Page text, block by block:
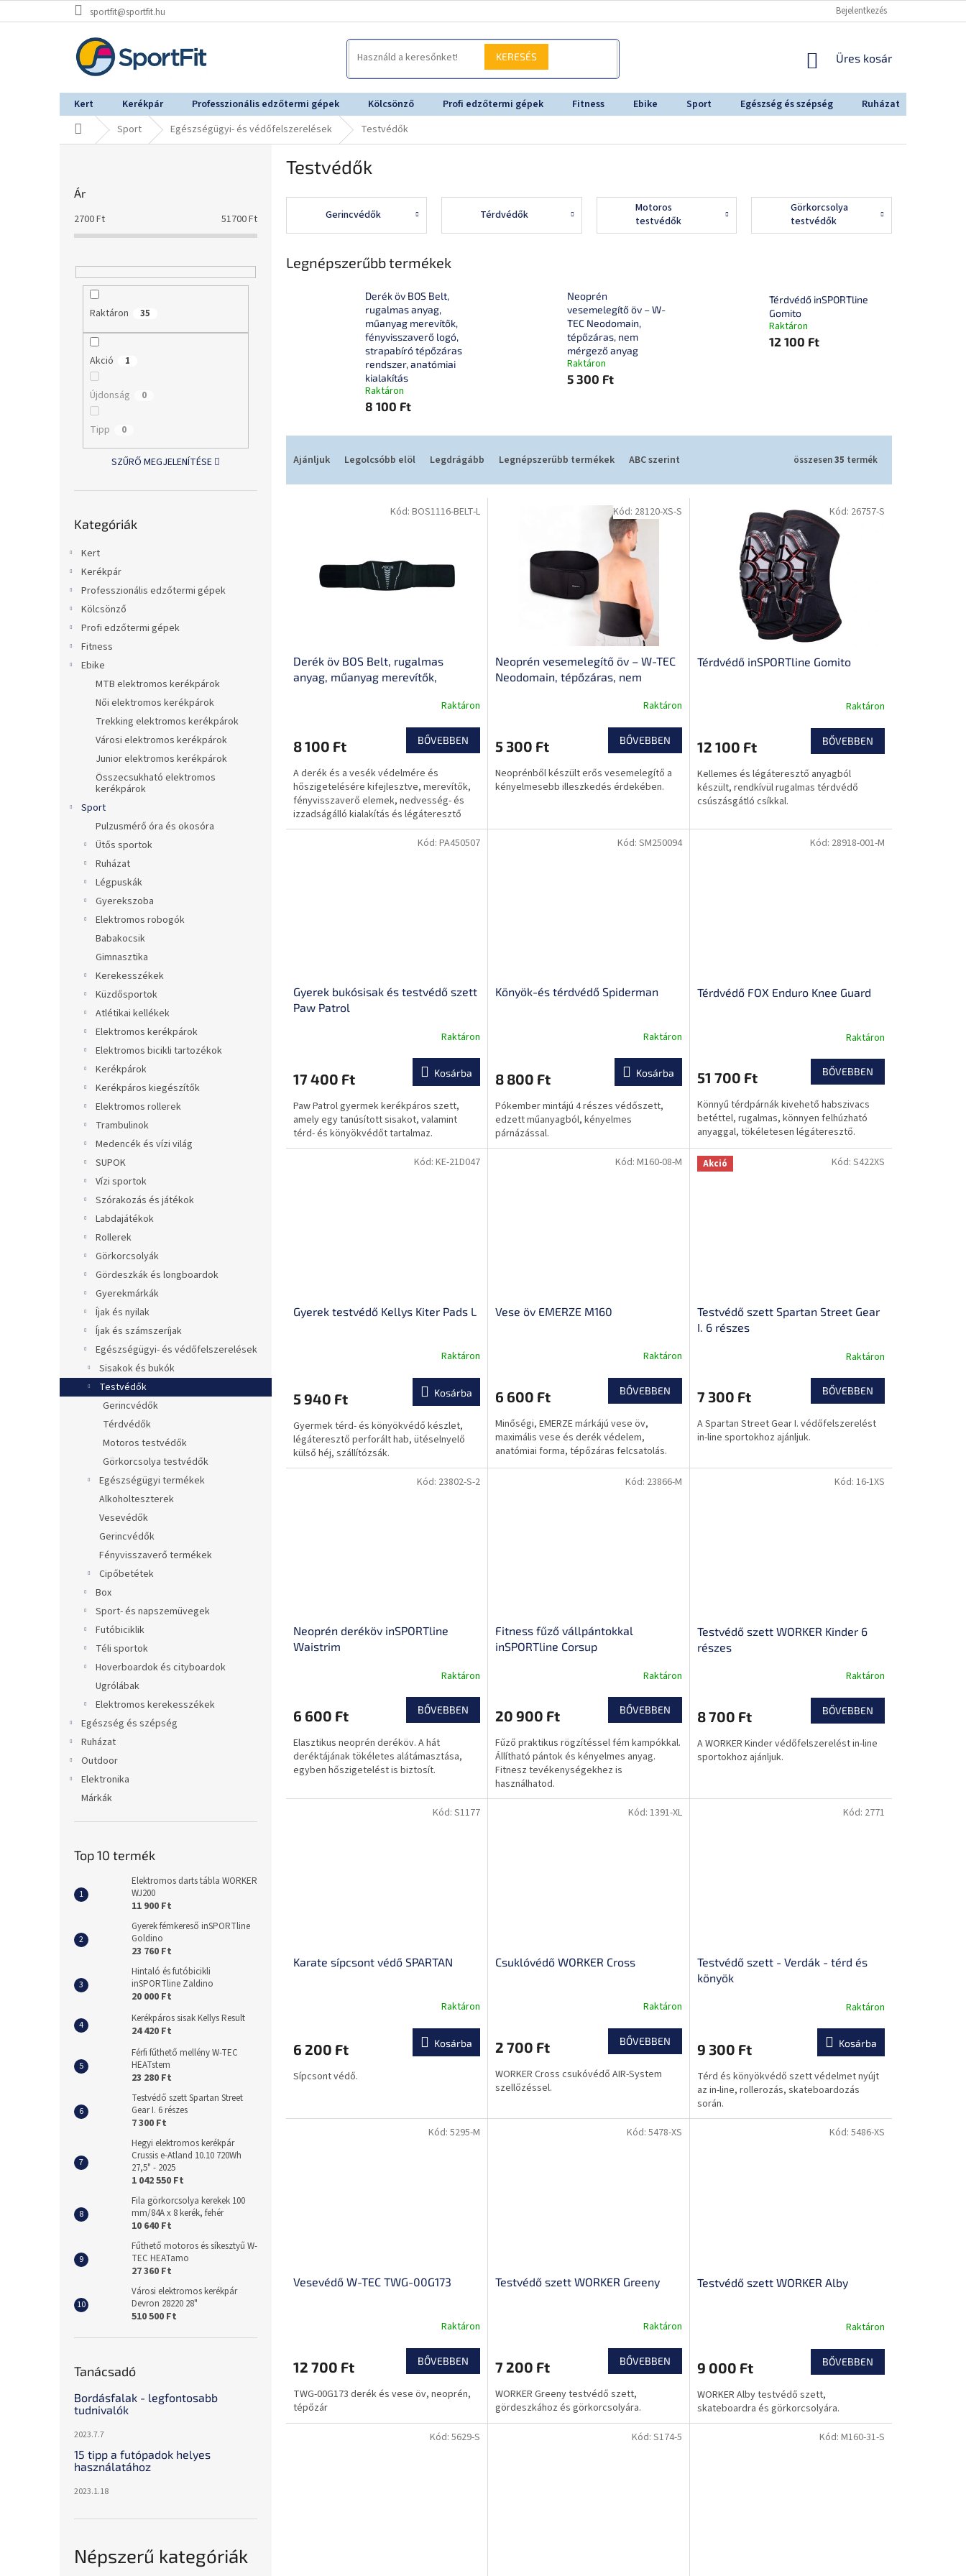
a
sportfit@sportfit.hu Bejelentkezés
KERESÉS KOSÁR
Üres kosár
Kert Kerékpár Professzionális edzőtermi gépek Kölcsönző Profi edzőtermi gépek Fitness Ebike Sport Egészség és szépség Ruházat
KezdőlapSport Egészségügyi- és védőfelszerelések Testvédők
Ár
2700Ft 51700Ft
Raktáron 35
Akció 1
Újdonság 0
Tipp 0
SZŰRŐ MEGJELENÍTÉSE
átugrása
Kategóriák
Kert
Kerékpár
Professzionális edzőtermi gépek
Kölcsönző
Profi edzőtermi gépek
Fitness
Ebike
MTB elektromos kerékpárok
Női elektromos kerékpárok
Trekking elektromos kerékpárok
Városi elektromos kerékpárok
Junior elektromos kerékpárok
Összecsukható elektromos
kerékpárok
Sport
Pulzusmérő óra és okosóra
Ütős sportok
Ruházat
Légpuskák
Gyerekszoba
Elektromos robogók
Babakocsik
Gimnasztika
Kerekesszékek
Küzdősportok
Atlétikai kellékek
Elektromos kerékpárok
Elektromos bicikli tartozékok
Kerékpárok
Kerékpáros kiegészítők
Elektromos rollerek
Trambulinok
Medencék és vízi világ
SUPOK
Vízi sportok
Szórakozás és játékok
Labdajátékok
Rollerek
Görkorcsolyák
Gördeszkák és longboardok
Gyerekmárkák
Íjak és nyilak
Íjak és számszeríjak
Egészségügyi- és védőfelszerelések
Sisakok és bukók
Testvédők
Gerincvédők
Térdvédők
Motoros testvédők
Görkorcsolya testvédők
Egészségügyi termékek
Alkoholteszterek
Vesevédők
Gerincvédők
Fényvisszaverő termékek
Cipőbetétek
Box
Sport- és napszemüvegek
Futóbiciklik
Téli sportok
Hoverboardok és cityboardok
Ugrólábak
Elektromos kerekesszékek
Egészség és szépség
Ruházat
Outdoor
Elektronika
Márkák
Top 10 termék
Elektromos darts tábla WORKER
WJ200
11 900 Ft
Gyerek fémkereső inSPORTline
Goldino
23 760 Ft
Hintaló és futóbicikli
inSPORTline Zaldino
20 000 Ft
Kerékpáros sisak Kellys Result
24 420 Ft
Férfi fűthető mellény W-TEC
HEATstem
23 280 Ft
Testvédő szett Spartan Street
Gear I. 6 részes
7 300 Ft
Hegyi elektromos kerékpár
Crussis e-Atland 10.10 720Wh
27,5" - 2025
1 042 550 Ft
Fila görkorcsolya kerekek 100
mm/84A x 8 kerék, fehér
10 640 Ft
Fűthető motoros és síkesztyű W-
TEC HEATamo
27 360 Ft
Városi elektromos kerékpár
Devron 28220 28"
510 500 Ft
Tanácsadó
Bordásfalak - legfontosabb
tudnivalók
2023.7.7
15 tipp a futópadok helyes
használatához
2023.1.18
Népszerű kategóriák
Testvédők
Gerincvédők Térdvédők
Motoros
testvédők
Görkorcsolya
testvédők
Legnépszerűbb termékek
Derék öv BOS Belt,
rugalmas anyag,
műanyag merevítők,
fényvisszaverő logó,
strapabíró tépőzáras
rendszer, anatómiai
kialakítás
Raktáron
8 100 Ft
Neoprén
vesemelegítő öv – W-
TEC Neodomain,
tépőzáras, nem
mérgező anyag
Raktáron
5 300 Ft
Térdvédő inSPORTline
Gomito
Raktáron
12 100 Ft
Ajánljuk Legolcsóbb elöl Legdrágább Legnépszerűbb termékek ABC szerint összesen35 termék
Derék öv BOS Belt, rugalmas
anyag, műanyag merevítők,
tépőzáras rendszer, anatómiaiRaktáron
8 100 Ft BŐVEBBEN
A derék és a vesék védelmére és
hőszigetelésére kifejlesztve, merevítők,
fényvisszaverő elemek, nedvesség- és
izzadságálló kialakítás és légáteresztő
anyag.
Kód: BOS1116-BELT-L
Neoprén vesemelegítő öv – W-TEC
Neodomain, tépőzáras, nem
Raktáron
5 300 Ft BŐVEBBEN
Neoprénből készült erős vesemelegítő a
kényelmesebb illeszkedés érdekében.
Kód: 28120-XS-S
Térdvédő inSPORTline Gomito
Raktáron
12 100 Ft BŐVEBBEN
Kellemes és légáteresztő anyagból
készült, rendkívül rugalmas térdvédő
csúszásgátló csíkkal.
Kód: 26757-S
Gyerek bukósisak és testvédő szett
Paw Patrol
Raktáron
17 400 Ft Kosárba
Paw Patrol gyermek kerékpáros szett,
amely egy tanúsított sisakot, valamint
térd- és könyökvédőt tartalmaz.
Kód: PA450507
Könyök-és térdvédő Spiderman
Raktáron
8 800 Ft Kosárba
Pókember mintájú 4 részes védőszett,
edzett műanyagból, kényelmes
párnázással.
Kód: SM250094
Térdvédő FOX Enduro Knee Guard
Raktáron
51 700 Ft BŐVEBBEN
Könnyű térdpárnák kivehető habszivacs
betéttel, rugalmas, könnyen felhúzható
anyaggal, tökéletesen légáteresztő.
Kód: 28918-001-M
Gyerek testvédő Kellys Kiter Pads L
Raktáron
5 940 Ft Kosárba
Gyermek térd- és könyökvédő készlet,
légáteresztő perforált hab, ütéselnyelő
külső héj, szállítózsák.
Kód: KE-21D047
Vese öv EMERZE M160
Raktáron
6 600 Ft BŐVEBBEN
Minőségi, EMERZE márkájú vese öv,
maximális vese és derék védelem,
anatómiai forma, tépőzáras felcsatolás.
Kód: M160-08-M Akció
Testvédő szett Spartan Street Gear
I. 6 részes
Raktáron
7 300 Ft BŐVEBBEN
A Spartan Street Gear I. védőfelszerelést
in-line sportokhoz ajánljuk.
Kód: S422XS
Neoprén deréköv inSPORTline
Waistrim
Raktáron
6 600 Ft BŐVEBBEN
Elasztikus neoprén deréköv. A hát
deréktájának tökéletes alátámasztása,
egyben hőszigetelést is biztosít.
Kód: 23802-S-2
Fitness fűző vállpántokkal
inSPORTline Corsup
Raktáron
20 900 Ft BŐVEBBEN
Fűző praktikus rögzítéssel fém kampókkal.
Állítható pántok és kényelmes anyag.
Fitnesz tevékenységekhez is
használhatod.
Kód: 23866-M
Testvédő szett WORKER Kinder 6
részes
Raktáron
8 700 Ft BŐVEBBEN
A WORKER Kinder védőfelszerelést in-line
sportokhoz ajánljuk.
Kód: 16-1XS
Karate sípcsont védő SPARTAN
Raktáron
6 200 Ft Kosárba
Sípcsont védő.
Kód: S1177
Csuklóvédő WORKER Cross
Raktáron
2 700 Ft BŐVEBBEN
WORKER Cross csukóvédő AIR-System
szellőzéssel.
Kód: 1391-XL
Testvédő szett - Verdák - térd és
könyök
értékelése
ből
0,0
csillag.
Raktáron
9 300 Ft Kosárba
Térd és könyökvédő szett védelmet nyújt
az in-line, rollerozás, skateboardozás
során.
Kód: 2771
Vesevédő W-TEC TWG-00G173
Raktáron
12 700 Ft BŐVEBBEN
TWG-00G173 derék és vese öv, neoprén,
tépőzár
Kód: 5295-M
Testvédő szett WORKER Greeny
Raktáron
7 200 Ft BŐVEBBEN
WORKER Greeny testvédő szett,
gördeszkához és görkorcsolyára.
Kód: 5478-XS
Testvédő szett WORKER Alby
Raktáron
9 000 Ft BŐVEBBEN
WORKER Alby testvédő szett,
skateboardra és görkorcsolyára.
Kód: 5486-XS
Kód: 5629-S Kód: S174-5 Kód: M160-31-S